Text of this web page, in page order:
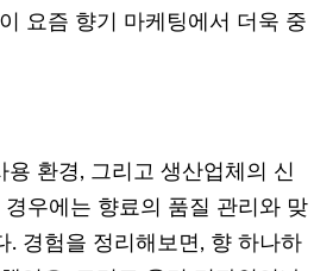
요즘 향기 마케팅에서 더욱 중
환경, 그리고 생산업체의 신
우에는 향료의 품질 관리와 맞
. 경험을 정리해보면, 향 하나하